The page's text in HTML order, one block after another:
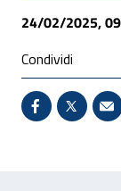
24/02/2025,
Condividi
Condividi
X -